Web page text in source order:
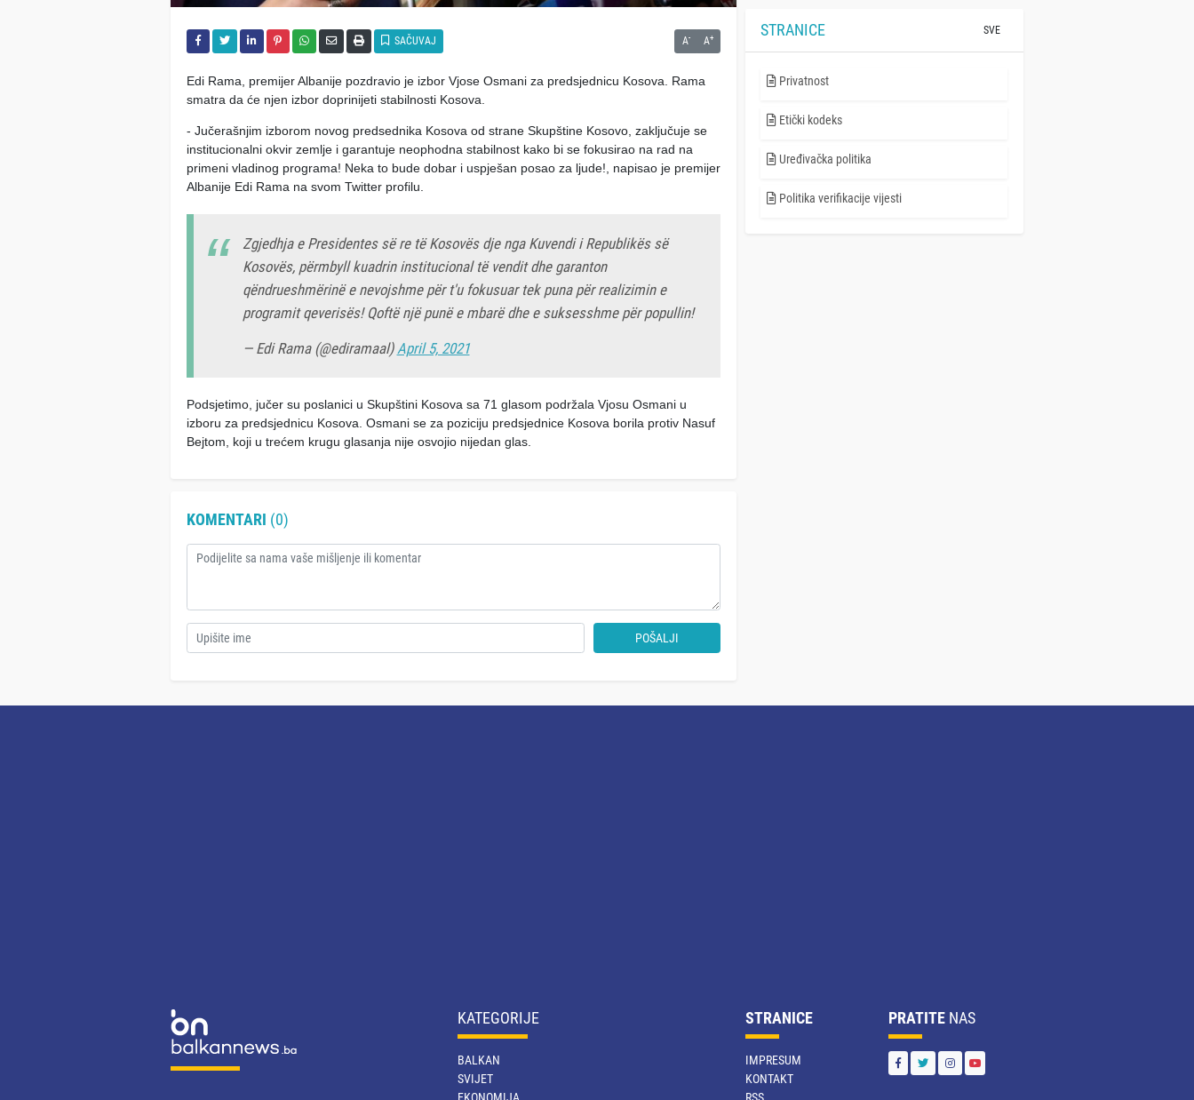
SAČUVAJ A- A+
Edi Rama, premijer Albanije pozdravio je izbor Vjose Osmani za predsjednicu Kosova. Rama
smatra da će njen izbor doprinijeti stabilnosti Kosova.
- Jučerašnjim izborom novog predsednika Kosova od strane Skupštine Kosovo, zaključuje se
institucionalni okvir zemlje i garantuje neophodna stabilnost kako bi se fokusirao na rad na
primeni vladinog programa! Neka to bude dobar i uspješan posao za ljude!, napisao je premijer
Albanije Edi Rama na svom Twitter profilu.
Zgjedhja e Presidentes së re të Kosovës dje nga Kuvendi i Republikës së
Kosovës, përmbyll kuadrin institucional të vendit dhe garanton
qëndrueshmërinë e nevojshme për t'u fokusuar tek puna për realizimin e
programit qeverisës! Qoftë një punë e mbarë dhe e suksesshme për popullin!
— Edi Rama (@ediramaal) April 5, 2021
Podsjetimo, jučer su poslanici u Skupštini Kosova sa 71 glasom podržala Vjosu Osmani u
izboru za predsjednicu Kosova. Osmani se za poziciju predsjednice Kosova borila protiv Nasuf
Bejtom, koji u trećem krugu glasanja nije osvojio nijedan glas.
KOMENTARI (0)
POŠALJI
STRANICE SVE
Privatnost
Etički kodeks
Uređivačka politika
Politika verifikacije vijesti
KATEGORIJE
BALKAN
SVIJET
STRANICE
IMPRESUM
KONTAKT
PRATITE NAS